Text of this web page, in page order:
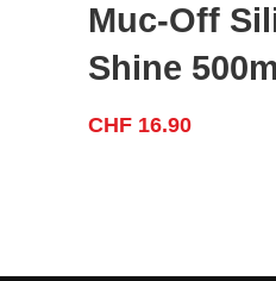
Muc-Off
Shine
CHF 16.90